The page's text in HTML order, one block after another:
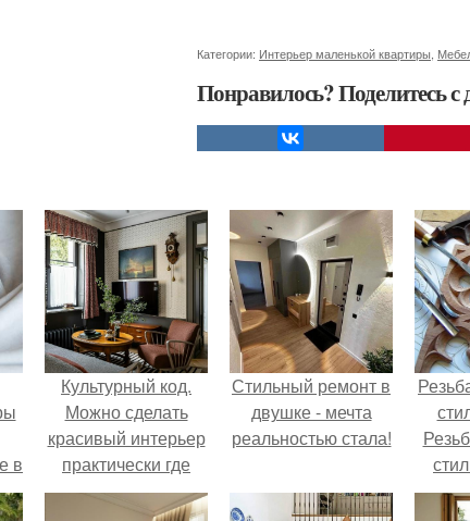
Категории: Интерьер маленькой квартиры
Понравилось? Поделитесь с
в
Культурный код.
Можно сделать
красивый интерьер
практически где
угодно.
Стильный ремонт в
двушке - мечта
реальностью стала!